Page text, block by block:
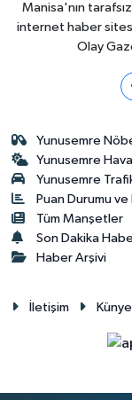
Manisa'nın
internet haber
Olay
Yunusemre
Yunusemre
Yunusemre
Puan Durumu
Tüm Manşetler
Son Dakika
Haber Arşivi
İletişim Künye